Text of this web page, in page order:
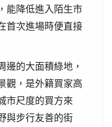
能降低進入陌生市
首次進場時便直接
邊的大面積綠地，
觀，是外籍買家高
市尺度的買方來
與步行友善的街